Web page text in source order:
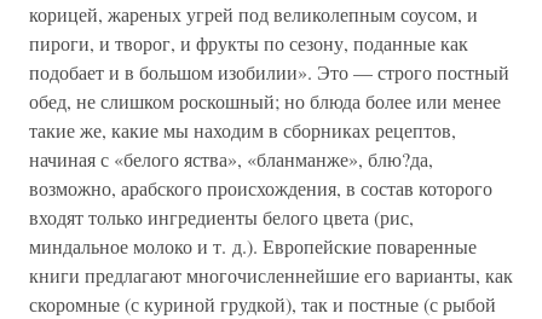
корицей, жареных угрей под великолепным соусом, и
пироги, и творог, и фрукты по сезону, поданные как
подобает и в большом изобилии». Это — строго постный
обед, не слишком роскошный; но блюда более или менее
такие же, какие мы находим в сборниках рецептов,
начиная с «белого яства», «бланманже», блю?да,
возможно, арабского происхождения, в состав которого
входят только ингредиенты белого цвета (рис,
миндальное молоко и т. д.). Европейские поваренные
книги предлагают многочисленнейшие его варианты, как
скоромные (с куриной грудкой), так и постные (с рыбой